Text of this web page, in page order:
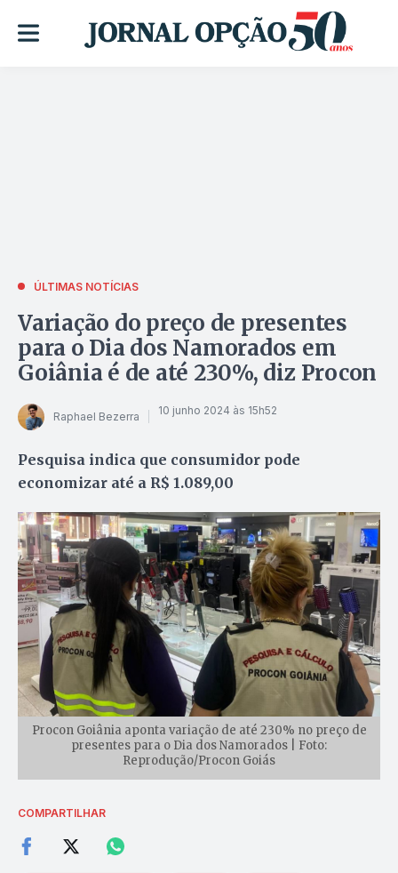
ÚLTIMAS NOTÍCIAS
Variação do preço de presentes
para o Dia dos Namorados em
Goiânia é de até 230%, diz Procon
Raphael Bezerra 10 junho 2024 às 15h52
Pesquisa indica que consumidor pode
economizar até a R$ 1.089,00
Procon Goiânia aponta variação de até 230% no preço de
presentes para o Dia dos Namorados | Foto:
Reprodução/Procon Goiás
COMPARTILHAR